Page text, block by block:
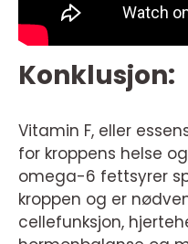
Konklusjon:
Vitamin F, eller
for kroppens helse
omega-6 fettsyrer
kroppen og er
cellefunksjon,